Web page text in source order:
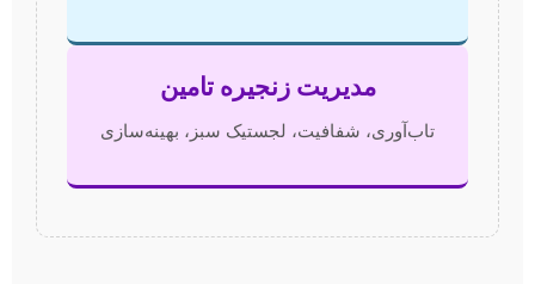
مدیریت زنجیره تامین
تاب‌آوری، شفافیت، لجستیک سبز، بهینه‌سازی